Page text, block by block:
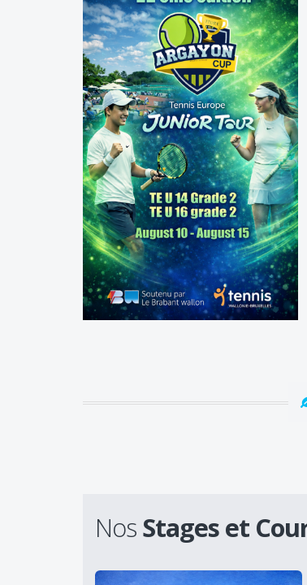
NosStages et